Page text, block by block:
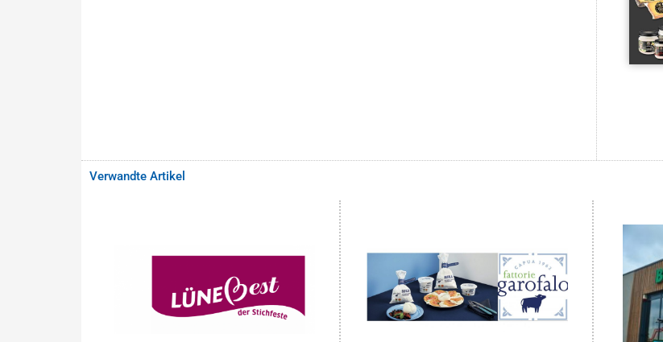
Verwandte Artikel